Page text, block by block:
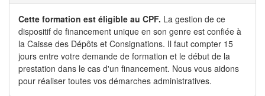
Cette formation est éligible au CPF. La gestion de ce
dispositif de financement unique en son genre est confiée à
la Caisse des Dépôts et Consignations. Il faut compter 15
jours entre votre demande de formation et le début de la
prestation dans le cas d'un financement. Nous vous aidons
pour réaliser toutes vos démarches administratives.